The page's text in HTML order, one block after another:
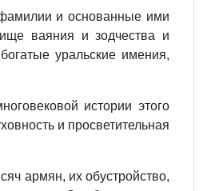
и основанные ими
ваяния и зодчества и
уральские имения,
истории этого
и просветительная
армян, их обустройство,